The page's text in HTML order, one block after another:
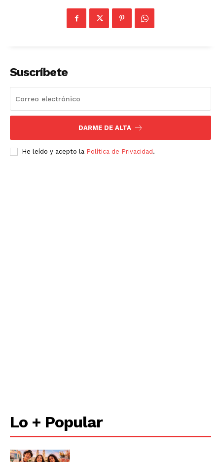
Suscríbete
DARME DE ALTA
He leído y acepto la Política de Privacidad .
Lo + Popular